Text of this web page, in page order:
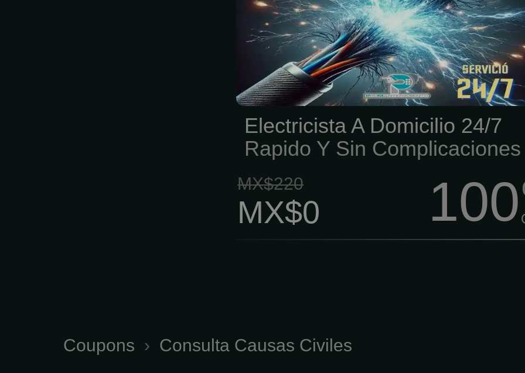
instalaciones
mantenimiento. La idea es
pagues de mas pero que todo
seguro y funcionando como debe.
Electricista A Domicilio 24/7
Rapido Y Sin Complicaciones
MX$220
MX$0 100
Coupons › Consulta Causas Civiles